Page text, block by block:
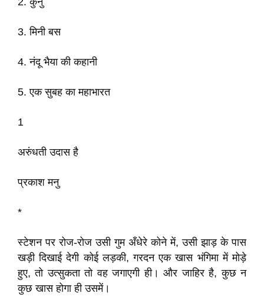
3. मिनी बस
4. नंदू भैया की कहानी
5. एक सुबह का महाभारत
1
अरुंधती उदास है
प्रकाश मनु
*
स्टेशन पर रोज-रोज उसी गुम अँधेरे कोने में, उसी झाड़ के पास
खड़ी दिखाई देगी कोई लड़की, गरदन एक खास भंगिमा में मोड़े
हुए, तो उत्सुकता तो वह जगाएगी ही। और जाहिर है, कुछ न
कुछ खास होगा ही उसमें।